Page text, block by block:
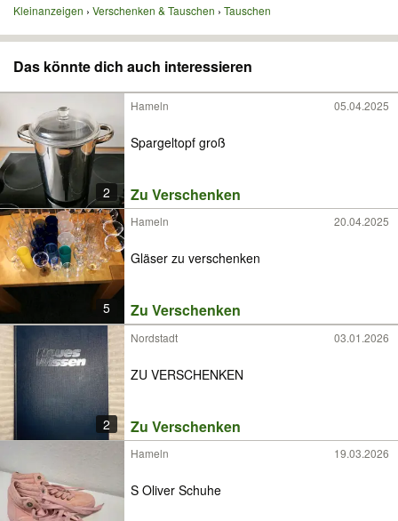
Kleinanzeigen Verschenken & Tauschen Tauschen
Das könnte dich auch interessieren
2
Hameln 05.04.2025
Spargeltopf groß
Zu Verschenken
5
Hameln 20.04.2025
Gläser zu verschenken
Zu Verschenken
2
Nordstadt 03.01.2026
ZU VERSCHENKEN
Zu Verschenken
Hameln 19.03.2026
S Oliver Schuhe